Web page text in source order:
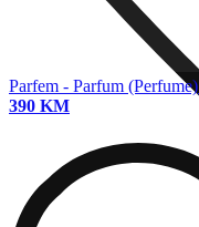
Parfem - Parfum (Perfume)
390 KM